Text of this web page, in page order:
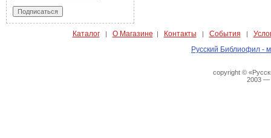
Каталог| О Магазине | Контакты | События |
Русский Библиофил -
copyright ©
2003 —